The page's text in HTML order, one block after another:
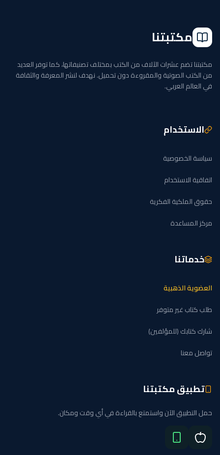
مكتبتنا
مكتبتنا تضم عشرات الآلاف من الكتب بمختلف تصنيفاتها، كما توفر العديد
من الكتب الصوتية والمقروءة دون تحميل. نهدف لنشر المعرفة والثقافة
في العالم العربي.
الاستخدام
سياسة الخصوصية
اتفاقية الاستخدام
حقوق الملكية الفكرية
مركز المساعدة
خدماتنا
العضوية الذهبية
طلب كتاب غير متوفر
شارك كتابك (للمؤلفين)
تواصل معنا
تطبيق مكتبتنا
حمل التطبيق الآن واستمتع بالقراءة في أي وقت ومكان.